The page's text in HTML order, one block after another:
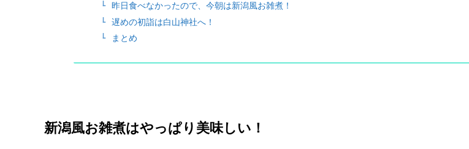
昨日食べなかったので、今朝は新潟風お雑煮！
遅めの初詣は白山神社へ！
まとめ
新潟風お雑煮はやっぱり美味しい！